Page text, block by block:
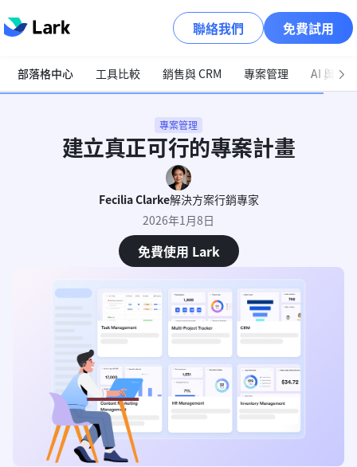
聯絡我們 免費試用
部落格中心 工具比較 銷售與 CRM 專案管理 AI 與自
專案管理
建立真正可行的專案計畫
Fecilia Clarke解決方案行銷專家
2026年1月8日
免費使用 Lark